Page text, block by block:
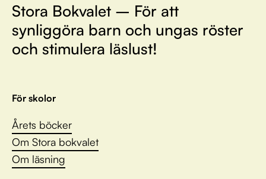
Stora Bokvalet – För att
synliggöra barn och ungas röster
och stimulera läslust!
För skolor
Årets böcker
Om Stora bokvalet
Om läsning